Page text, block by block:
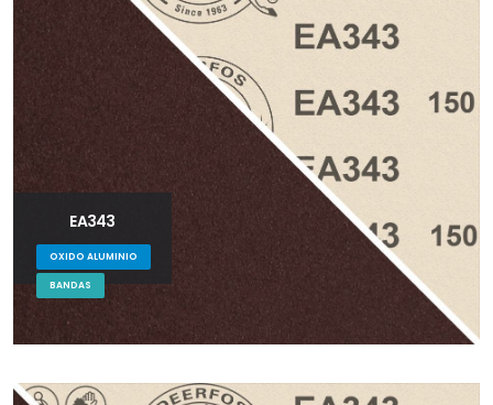
EA343
OXIDO ALUMINIO
BANDAS